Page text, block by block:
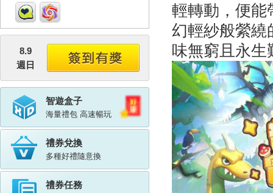
8.9
週日
智遊盒子
海量禮包 高速暢玩
禮券兌換
多種好禮隨意換
禮券任務
輕轉動，便能
幻輕紗般縈繞
味無窮且永生